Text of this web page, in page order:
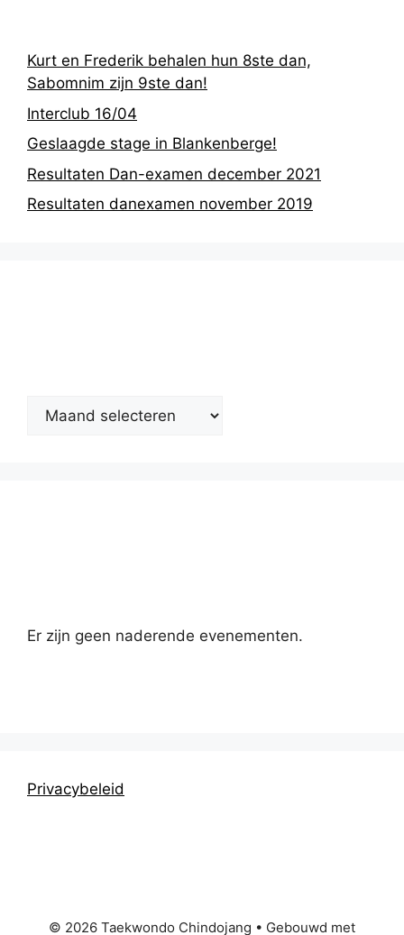
Kurt en Frederik behalen hun 8ste dan,
Sabomnim zijn 9ste dan!
Interclub 16/04
Geslaagde stage in Blankenberge!
Resultaten Dan-examen december 2021
Resultaten danexamen november 2019
Er zijn geen naderende evenementen.
Privacybeleid
© 2026 Taekwondo Chindojang • Gebouwd met